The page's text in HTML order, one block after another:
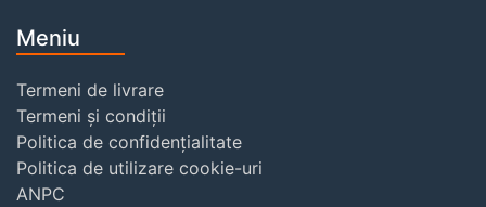
Meniu
Termeni de livrare
Termeni și condiții
Politica de confidențialitate
Politica de utilizare cookie-uri
ANPC